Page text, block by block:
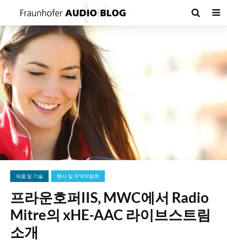
제품 및 기술 행사 및 무역박람회
프라운호퍼IIS, MWC에서 Radio
Mitre의 xHE-AAC 라이브스트림
소개